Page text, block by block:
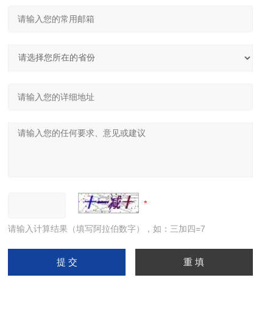
请输入计算结果（填写阿拉伯数字），如：三加四=7